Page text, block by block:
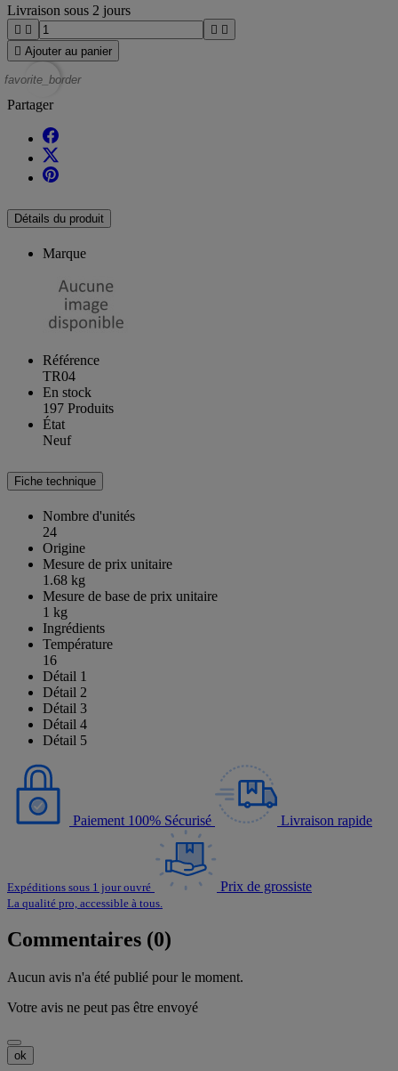
Livraison sous 2 jours
   
 Ajouter au panier
favorite_border
Partager
Détails du produit
Marque
Référence
TR04
En stock
197 Produits
État
Neuf
Fiche technique
Nombre d'unités
24
Origine
Mesure de prix unitaire
1.68 kg
Mesure de base de prix unitaire
1 kg
Ingrédients
Température
16
Détail 1
Détail 2
Détail 3
Détail 4
Détail 5
Paiement 100% Sécurisé Livraison rapide
Expéditions sous 1 jour ouvré Prix de grossiste
La qualité pro, accessible à tous.
Commentaires (0)
Aucun avis n'a été publié pour le moment.
Votre avis ne peut pas être envoyé
ok